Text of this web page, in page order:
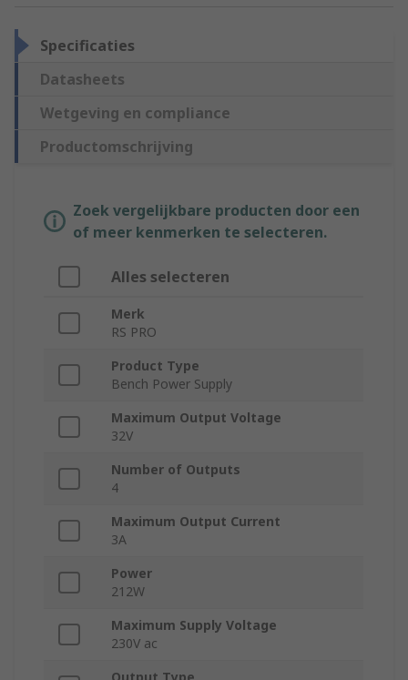
Specificaties
Datasheets
Wetgeving en compliance
Productomschrijving
Zoek vergelijkbare producten door een
of meer kenmerken te selecteren.
Alles selecteren
Merk
RS PRO
Product Type
Bench Power Supply
Maximum Output Voltage
32V
Number of Outputs
4
Maximum Output Current
3A
Power
212W
Maximum Supply Voltage
230V ac